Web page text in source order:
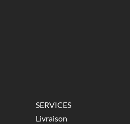
SERVICES
Livraison